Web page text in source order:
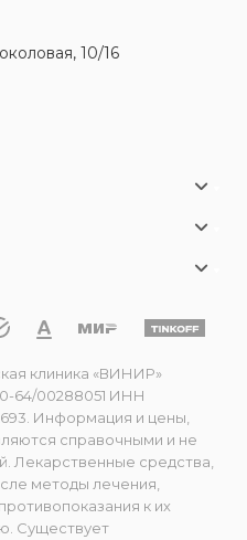
10/16
клиника «ВИНИР»
64/00288051 ИНН
Информация и цены,
справочными и не
Лекарственные средства,
методы лечения,
к их
Существует